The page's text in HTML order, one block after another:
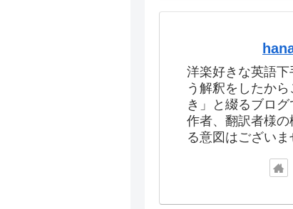
洋楽好きな英語
う解釈をしたか
き」と綴るブログ
作者、翻訳者様
る意図はございま